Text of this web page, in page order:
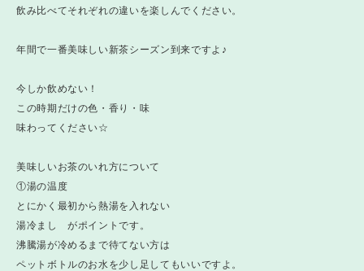
飲み比べてそれぞれの違いを楽しんでください。
年間で一番美味しい新茶シーズン到来ですよ♪
今しか飲めない！
この時期だけの色・香り・味
味わってください☆
美味しいお茶のいれ方について
①湯の温度
とにかく最初から熱湯を入れない
湯冷まし がポイントです。
沸騰湯が冷めるまで待てない方は
ペットボトルのお水を少し足してもいいですよ。